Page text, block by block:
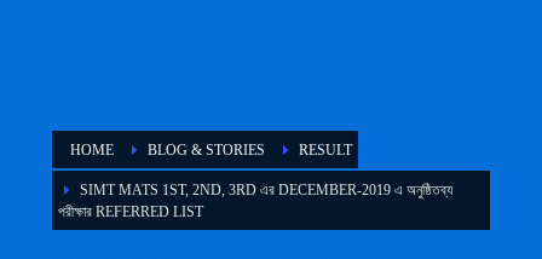
HOME BLOG & STORIES RESULT
SIMT MATS 1ST, 2ND, 3RD এর DECEMBER-2019 এ অনুষ্ঠিতব্য
পরীক্ষার REFERRED LIST